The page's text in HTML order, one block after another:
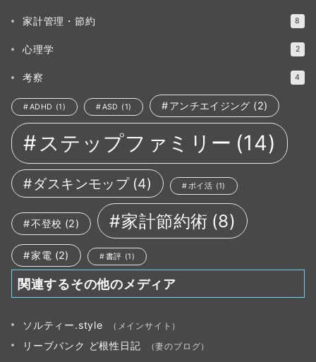
家計管理・節約 8
心理学 2
考察 4
ADHD (1) ASD (1) アンチエイジング (2)
ステップファミリー (14)
ダスキンモップ (4) ポイ活 (1)
不登校 (2) 家計節約術 (8)
家電 (2) 書評 (1)
関連するその他のメディア
ソルティー.style （メインサイト）
リーブバンク ど根性日記 （妻のブログ）